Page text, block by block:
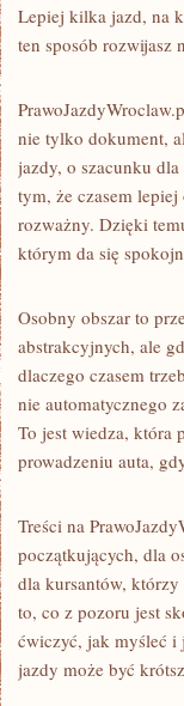
Lepiej kilka jazd, na
ten sposób rozwijasz
nie tylko dokument,
jazdy, o szacunku
tym, że czasem
rozważny. Dzięki
którym da się
Osobny obszar to
abstrakcyjnych, ale
dlaczego czasem
nie automatycznego
To jest wiedza, która
prowadzeniu auta,
Treści na
początkujących, dla
dla kursantów, którzy
to, co z pozoru jest
ćwiczyć, jak myśleć i
jazdy może być